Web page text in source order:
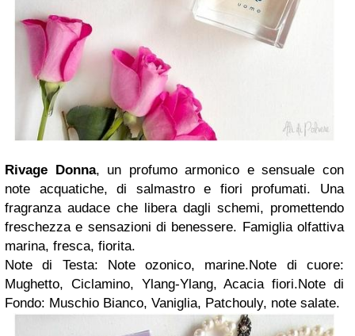
Rivage Donna, un profumo armonico e sensuale con
note acquatiche, di salmastro e fiori profumati. Una
fragranza audace che libera dagli schemi, promettendo
freschezza e sensazioni di benessere. Famiglia olfattiva
marina, fresca, fiorita.
Note di Testa: Note ozonico, marine.Note di cuore:
Mughetto, Ciclamino, Ylang-Ylang, Acacia fiori.Note di
Fondo: Muschio Bianco, Vaniglia, Patchouly, note salate.